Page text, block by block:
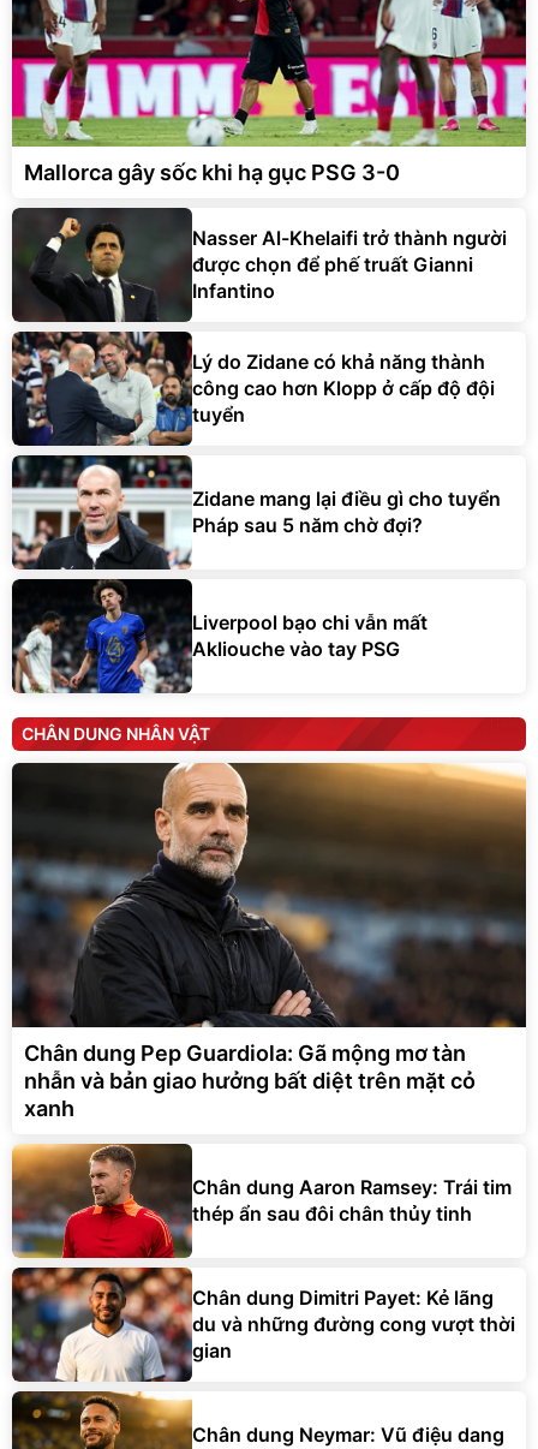
Mallorca gây sốc khi hạ gục PSG 3-0
Nasser Al-Khelaifi trở thành người
được chọn để phế truất Gianni
Infantino
Lý do Zidane có khả năng thành
công cao hơn Klopp ở cấp độ đội
tuyển
Zidane mang lại điều gì cho tuyển
Pháp sau 5 năm chờ đợi?
Liverpool bạo chi vẫn mất
Akliouche vào tay PSG
CHÂN DUNG NHÂN VẬT
Chân dung Pep Guardiola: Gã mộng mơ tàn
nhẫn và bản giao hưởng bất diệt trên mặt cỏ
xanh
Chân dung Aaron Ramsey: Trái tim
thép ẩn sau đôi chân thủy tinh
Chân dung Dimitri Payet: Kẻ lãng
du và những đường cong vượt thời
gian
Chân dung Neymar: Vũ điệu dang